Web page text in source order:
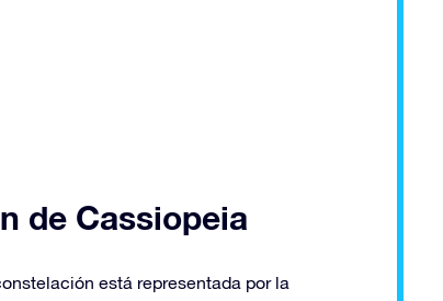
de Cassiopeia
está representada por la